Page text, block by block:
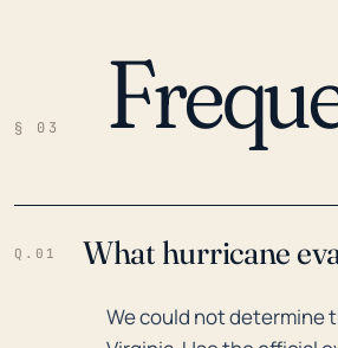
§ 03
Q.01 What hurricane
We could not determine